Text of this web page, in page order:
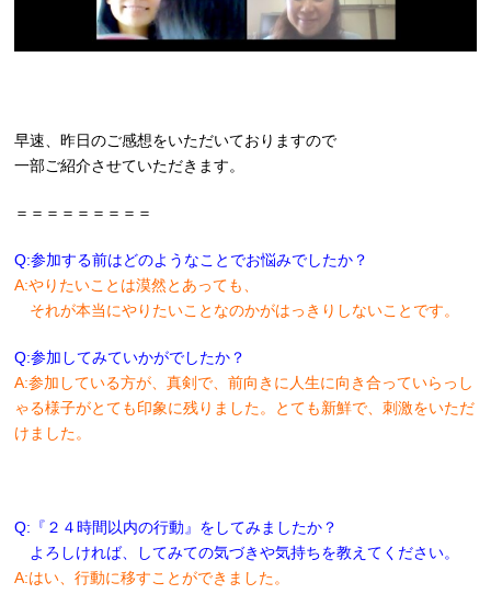
早速、昨日のご感想をいただいておりますので
一部ご紹介させていただきます。
＝＝＝＝＝＝＝＝＝
Q:参加する前はどのようなことでお悩みでしたか？
A:やりたいことは漠然とあっても、
それが本当にやりたいことなのかがはっきりしないことです。
Q:参加してみていかがでしたか？
A:参加している方が、真剣で、前向きに人生に向き合っていらっし
ゃる様子がとても印象に残りました。とても新鮮で、刺激をいただ
けました。
Q:『２４時間以内の行動』をしてみましたか？
よろしければ、してみての気づきや気持ちを教えてください。
A:はい、行動に移すことができました。